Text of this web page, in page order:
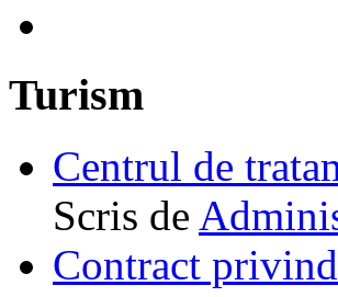
Turism
Centrul de
Scris de
Contract